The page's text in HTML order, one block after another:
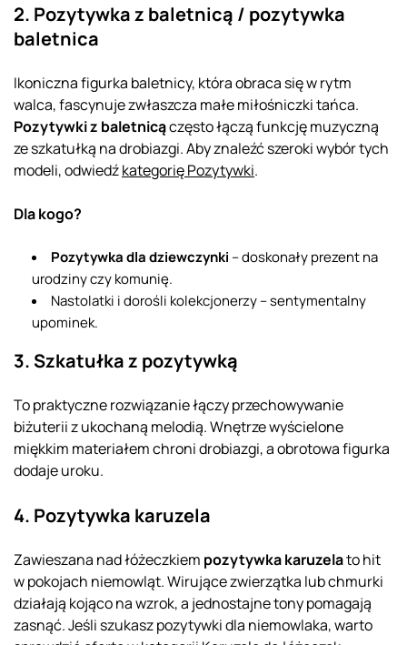
2. Pozytywka z baletnicą / pozytywka
baletnica
Ikoniczna figurka baletnicy, która obraca się w rytm
walca, fascynuje zwłaszcza małe miłośniczki tańca.
Pozytywki z baletnicączęsto łączą funkcję muzyczną
ze szkatułką na drobiazgi. Aby znaleźć szeroki wybór tych
modeli, odwiedźkategorię Pozytywki.
Dla kogo?
Pozytywka dla dziewczynki – doskonały prezent na
urodziny czy komunię.
Nastolatki i dorośli kolekcjonerzy – sentymentalny
upominek.
3. Szkatułka z pozytywką
To praktyczne rozwiązanie łączy przechowywanie
biżuterii z ukochaną melodią. Wnętrze wyścielone
miękkim materiałem chroni drobiazgi, a obrotowa figurka
dodaje uroku.
4. Pozytywka karuzela
Zawieszana nad łóżeczkiem pozytywka karuzelato hit
w pokojach niemowląt. Wirujące zwierzątka lub chmurki
działają kojąco na wzrok, a jednostajne tony pomagają
zasnąć. Jeśli szukasz pozytywki dla niemowlaka, warto